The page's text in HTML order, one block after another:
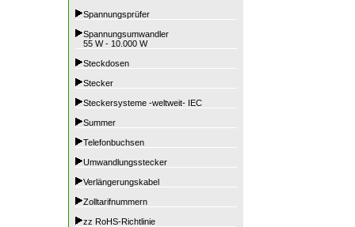
Spannungsprüfer
Spannungsumwandler
55 W - 10.000 W
Steckdosen
Stecker
Steckersysteme -weltweit- IEC
Summer
Telefonbuchsen
Umwandlungsstecker
Verlängerungskabel
Zolltarifnummern
zz RoHS-Richtlinie